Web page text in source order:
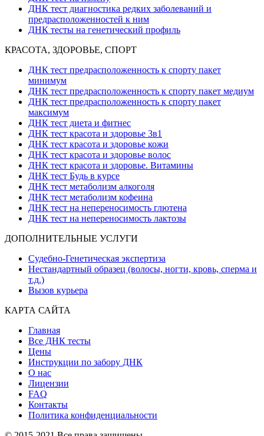
ДНК тест диагностика редких заболеваний и
предрасположенностей к ним
ДНК тесты на генетический профиль
КРАСОТА, ЗДОРОВЬЕ, СПОРТ
ДНК тест предрасположенность к спорту пакет
минимум
ДНК тест предрасположенность к спорту пакет медиум
ДНК тест предрасположенность к спорту пакет
максимум
ДНК тест диета и фитнес
ДНК тест красота и здоровье 3в1
ДНК тест красота и здоровье кожи
ДНК тест красота и здоровье волос
ДНК тест красота и здоровье. Витамины
ДНК тест Будь в курсе
ДНК тест метаболизм алкоголя
ДНК тест метаболизм кофеина
ДНК тест на непереносимость глютена
ДНК тест на непереносимость лактозы
ДОПОЛНИТЕЛЬНЫЕ УСЛУГИ
Судебно-Генетическая экспертиза
Нестандартный образец (волосы, ногти, кровь, сперма и
т.д.)
Вызов курьера
КАРТА САЙТА
Главная
Все ДНК тесты
Цены
Инструкции по забору ДНК
О нас
Лицензии
FAQ
Контакты
Политика конфиденциальности